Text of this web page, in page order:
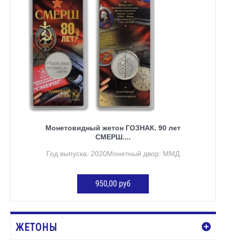
Монетовидный жетон ГОЗНАК. 90 лет
СМЕРШ....
Год выпуска: 2020Монетный двор: ММД
950,00 руб
ЖЕТОНЫ